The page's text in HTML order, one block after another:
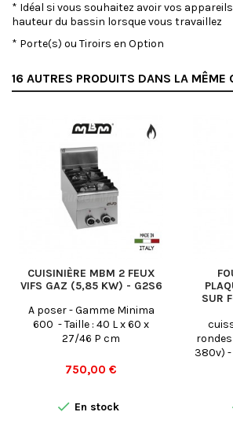
* Idéal si vous souhaitez avoir vos
hauteur du bassin lorsque vous travaillez
* Porte(s) ou Tiroirs en Option
16 AUTRES PRODUITS DANS LA MÊME
CUISINIÈRE MBM 2 FEUX
VIFS GAZ (5,85 KW) - G2S6
A poser - Gamme Minima
600 - Taille : 40 L x 60 x
27/46 P cm
Prix
750,00 €
 En stock
SUR
380v)
- Taille